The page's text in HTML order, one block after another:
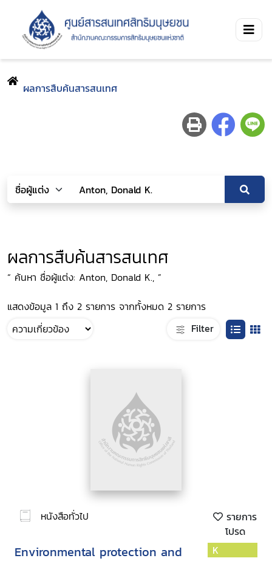
ผลการสืบค้นสารสนเทศ
ผลการสืบค้นสารสนเทศ
“ ค้นหา ชื่อผู้แต่ง: Anton, Donald K., ”
แสดงข้อมูล 1 ถึง 2 รายการ จากทั้งหมด 2 รายการ
Filter
หนังสือทั่วไป
รายการ
โปรด
Environmental protection and
K